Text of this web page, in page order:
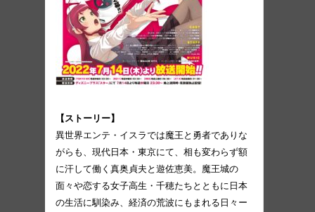
【ストーリー】
異世界エンテ・イスラでは魔王と勇者でありな
がらも、現代⽇本・東京にて、相も変わらず額
に汗して働く真奥貞夫と遊佐恵美。魔王城の
⾯々や恋する⼥⼦⾼⽣・千穂たちとともに⽇本
の⽣活に馴染み、経済の荒波にもまれる⽇々ー